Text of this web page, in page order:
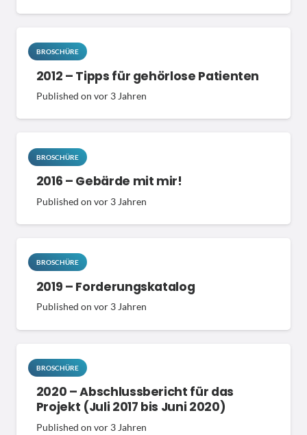
BROSCHÜRE
2012 – Tipps für gehörlose Patienten
Published on vor 3 Jahren
BROSCHÜRE
2016 – Gebärde mit mir!
Published on vor 3 Jahren
BROSCHÜRE
2019 – Forderungskatalog
Published on vor 3 Jahren
BROSCHÜRE
2020 – Abschlussbericht für das
Projekt (Juli 2017 bis Juni 2020)
Published on vor 3 Jahren